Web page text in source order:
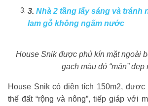
3. Nhà 2 tầng lấy sáng và tránh
lam gỗ không ngấm nước
House Snik được phủ kín mặt ngoài
gạch màu đỏ “mận” đẹp
House Snik có diện tích 150m2, được
thế đất “rộng và nông”, tiếp giáp với